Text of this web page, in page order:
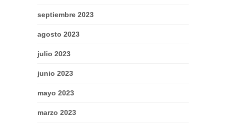
septiembre 2023
agosto 2023
julio 2023
junio 2023
mayo 2023
marzo 2023